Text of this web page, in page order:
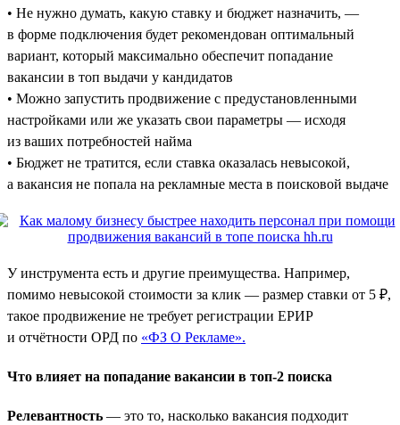
• Не нужно думать, какую ставку и бюджет назначить, —
в форме подключения будет рекомендован оптимальный
вариант, который максимально обеспечит попадание
вакансии в топ выдачи у кандидатов
• Можно запустить продвижение с предустановленными
настройками или же указать свои параметры — исходя
из ваших потребностей найма
• Бюджет не тратится, если ставка оказалась невысокой,
а вакансия не попала на рекламные места в поисковой выдаче
У инструмента есть и другие преимущества. Например,
помимо невысокой стоимости за клик — размер ставки от 5 ₽,
такое продвижение не требует регистрации ЕРИР
и отчётности ОРД по «ФЗ О Рекламе».
Что влияет на попадание вакансии в топ-2 поиска
Релевантность — это то, насколько вакансия подходит